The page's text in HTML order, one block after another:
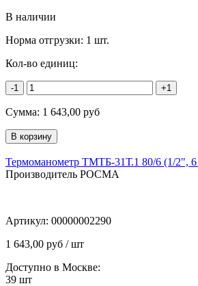
В наличии
Норма отгрузки: 1 шт.
Кол-во единиц:
-1 +1
Сумма: 1 643,00 руб
Термоманометр ТМТБ-31Т.1 80/6 (1/2",
Производитель РОСМА
Артикул: 00000002290
1 643,00 руб / шт
Доступно в Москве:
39 шт